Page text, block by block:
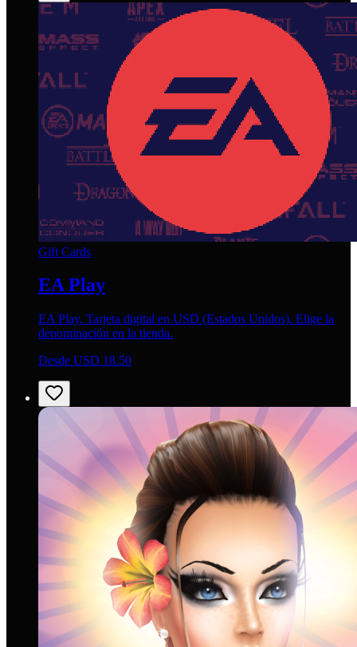
Gift Cards
EA Play
EA Play. Tarjeta digital en USD (Estados Unidos). Elige la
denominación en la tienda.
Desde USD 18.50